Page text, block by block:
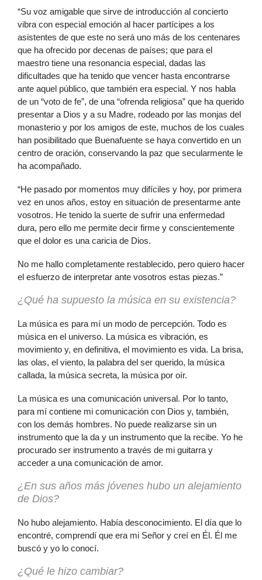
“Su voz amigable que sirve de introducción al concierto
vibra con especial emoción al hacer partícipes a los
asistentes de que este no será uno más de los centenares
que ha ofrecido por decenas de países; que para el
maestro tiene una resonancia especial, dadas las
dificultades que ha tenido que vencer hasta encontrarse
ante aquel público, que también era especial. Y nos habla
de un “voto de fe”, de una “ofrenda religiosa” que ha querido
presentar a Dios y a su Madre, rodeado por las monjas del
monasterio y por los amigos de este, muchos de los cuales
han posibilitado que Buenafuente se haya convertido en un
centro de oración, conservando la paz que secularmente le
ha acompañado.
“He pasado por momentos muy difíciles y hoy, por primera
vez en unos años, estoy en situación de presentarme ante
vosotros. He tenido la suerte de sufrir una enfermedad
dura, pero ello me permite decir firme y conscientemente
que el dolor es una caricia de Dios.
No me hallo completamente restablecido, pero quiero hacer
el esfuerzo de interpretar ante vosotros estas piezas.”
¿Qué ha supuesto la música en su existencia?
La música es para mí un modo de percepción. Todo es
música en el universo. La música es vibración, es
movimiento y, en definitiva, el movimiento es vida. La brisa,
las olas, el viento, la palabra del ser querido, la música
callada, la música secreta, la música por oír.
La música es una comunicación universal. Por lo tanto,
para mí contiene mi comunicación con Dios y, también,
con los demás hombres. No puede realizarse sin un
instrumento que la da y un instrumento que la recibe. Yo he
procurado ser instrumento a través de mi guitarra y
acceder a una comunicación de amor.
¿En sus años más jóvenes hubo un alejamiento
de Dios?
No hubo alejamiento. Había desconocimiento. El día que lo
encontré, comprendí que era mi Señor y creí en Él. Él me
buscó y yo lo conocí.
¿Qué le hizo cambiar?